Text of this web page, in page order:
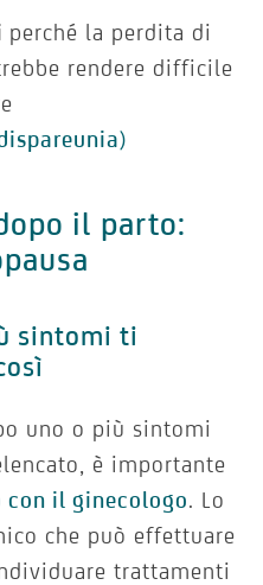
perché la perdita di
rendere difficile
)
il parto:
sintomi ti
uno o più sintomi
è importante
con il ginecologo. Lo
che può effettuare
trattamenti